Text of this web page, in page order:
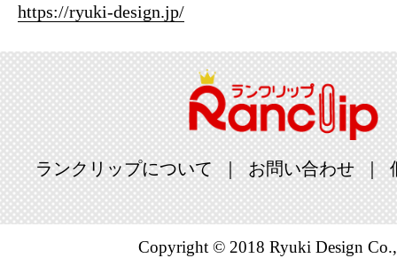
https://ryuki-design.jp/
ランクリップについて お問い合わせ
Copyright © 2018 Ryuki Design